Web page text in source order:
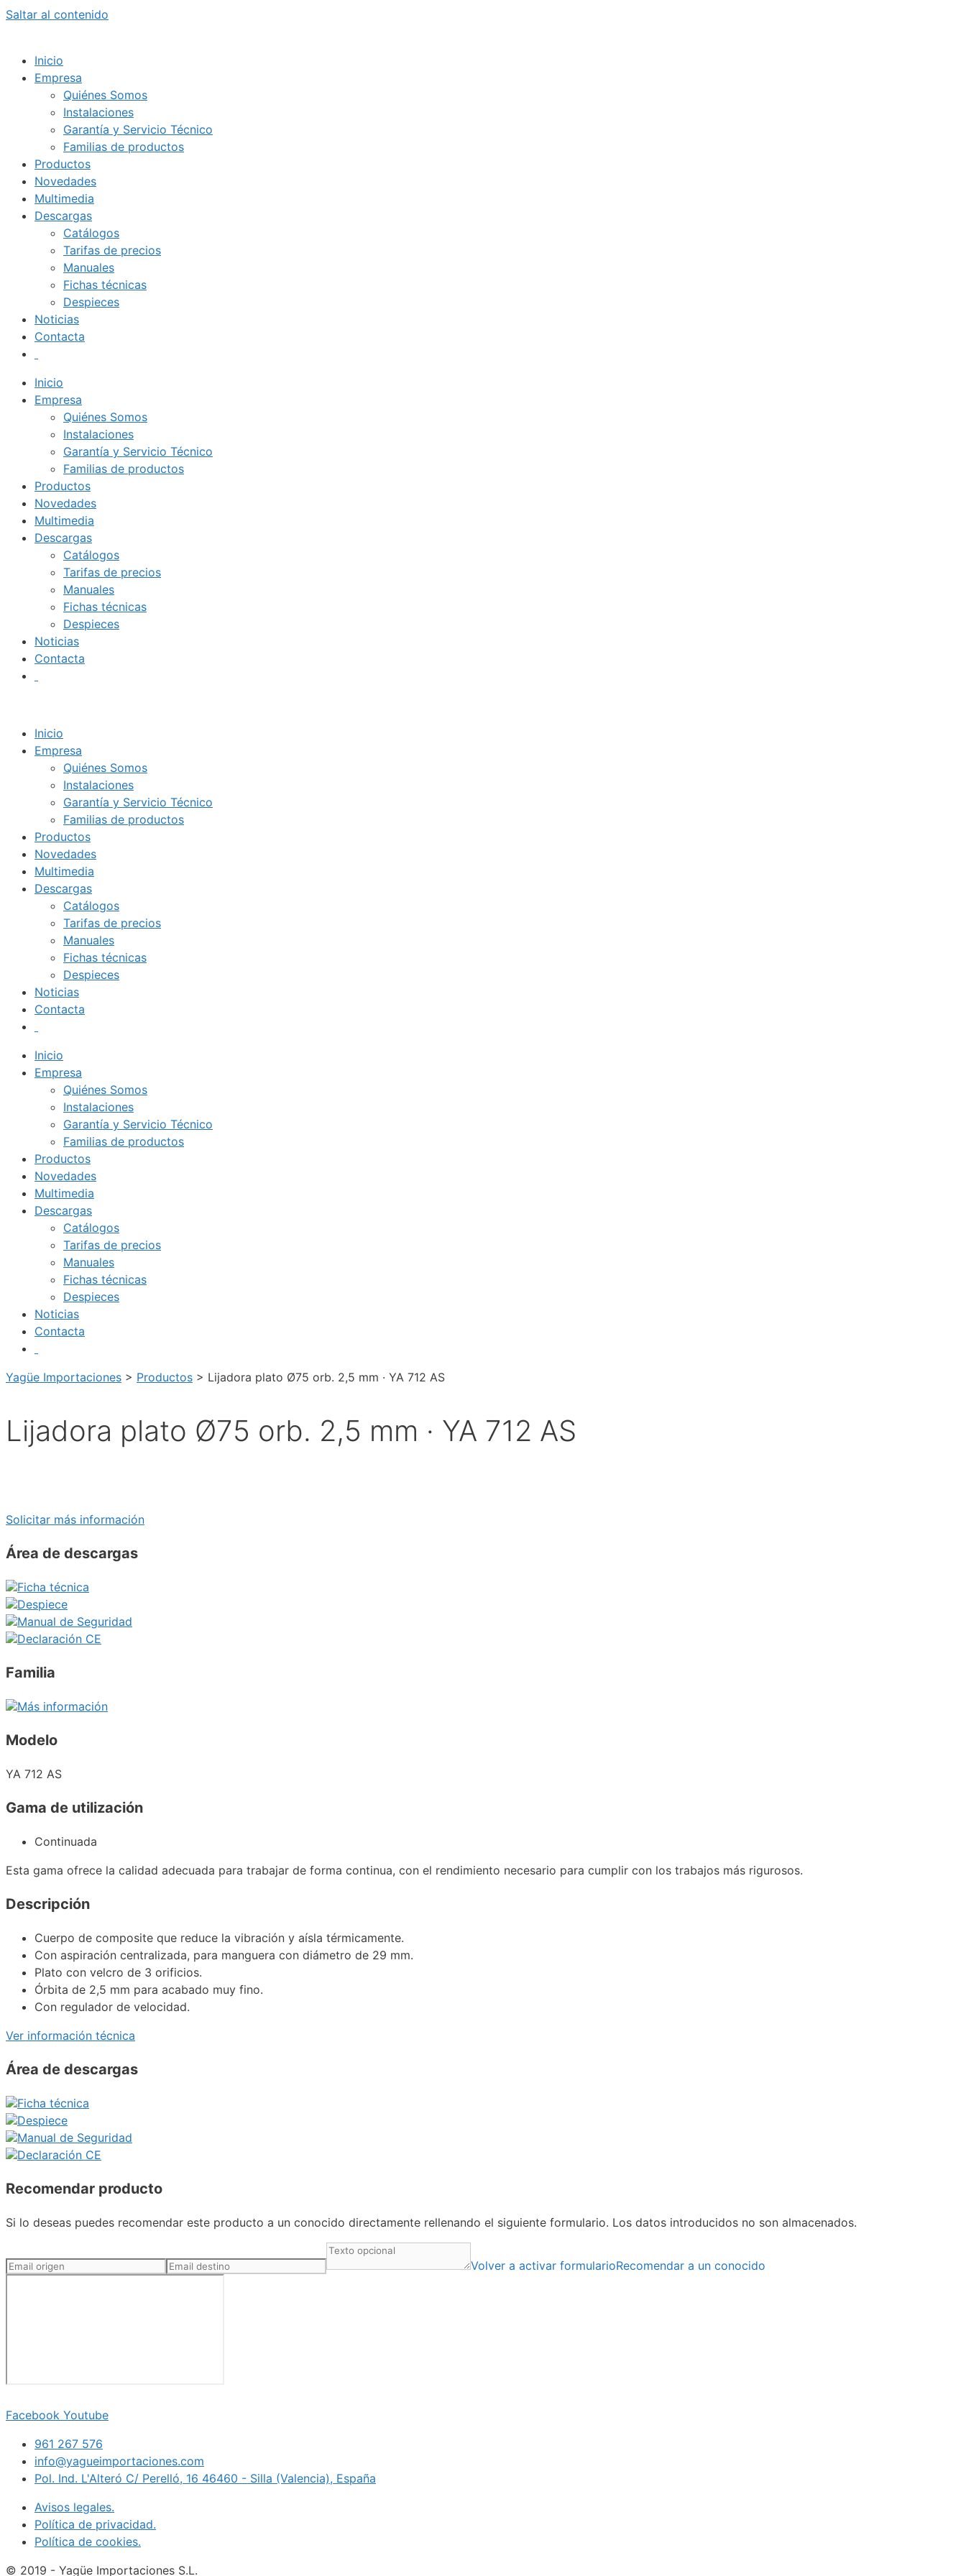
Saltar al contenido
Inicio
Empresa
Quiénes Somos
Instalaciones
Garantía y Servicio Técnico
Familias de productos
Productos
Novedades
Multimedia
Descargas
Catálogos
Tarifas de precios
Manuales
Fichas técnicas
Despieces
Noticias
Contacta
Inicio
Empresa
Quiénes Somos
Instalaciones
Garantía y Servicio Técnico
Familias de productos
Productos
Novedades
Multimedia
Descargas
Catálogos
Tarifas de precios
Manuales
Fichas técnicas
Despieces
Noticias
Contacta
Inicio
Empresa
Quiénes Somos
Instalaciones
Garantía y Servicio Técnico
Familias de productos
Productos
Novedades
Multimedia
Descargas
Catálogos
Tarifas de precios
Manuales
Fichas técnicas
Despieces
Noticias
Contacta
Inicio
Empresa
Quiénes Somos
Instalaciones
Garantía y Servicio Técnico
Familias de productos
Productos
Novedades
Multimedia
Descargas
Catálogos
Tarifas de precios
Manuales
Fichas técnicas
Despieces
Noticias
Contacta
Yagüe Importaciones > Productos > Lijadora plato Ø75 orb. 2,5 mm · YA 712 AS
Lijadora plato Ø75 orb. 2,5 mm · YA 712 AS
Solicitar más información
Área de descargas
Ficha técnica
Despiece
Manual de Seguridad
Declaración CE
Familia
Más información
Modelo
YA 712 AS
Gama de utilización
Continuada
Esta gama ofrece la calidad adecuada para trabajar de forma continua, con el rendimiento necesario para cumplir con los trabajos más rigurosos.
Descripción
Cuerpo de composite que reduce la vibración y aísla térmicamente.
Con aspiración centralizada, para manguera con diámetro de 29 mm.
Plato con velcro de 3 orificios.
Órbita de 2,5 mm para acabado muy fino.
Con regulador de velocidad.
Ver información técnica
Área de descargas
Ficha técnica
Despiece
Manual de Seguridad
Declaración CE
Recomendar producto
Si lo deseas puedes recomendar este producto a un conocido directamente rellenando el siguiente formulario. Los datos introducidos no son almacenados.
Volver a activar formularioRecomendar a un conocido
Facebook Youtube
961 267 576
info@yagueimportaciones.com
Pol. Ind. L'Alteró C/ Perelló, 16 46460 - Silla (Valencia), España
Avisos legales.
Política de privacidad.
Política de cookies.
© 2019 - Yagüe Importaciones S.L.